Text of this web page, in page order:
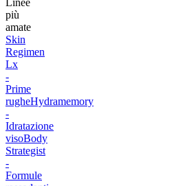
Linee
più
amate
Skin
Regimen
Lx
-
Prime
rugheHydramemory
-
Idratazione
visoBody
Strategist
-
Formule